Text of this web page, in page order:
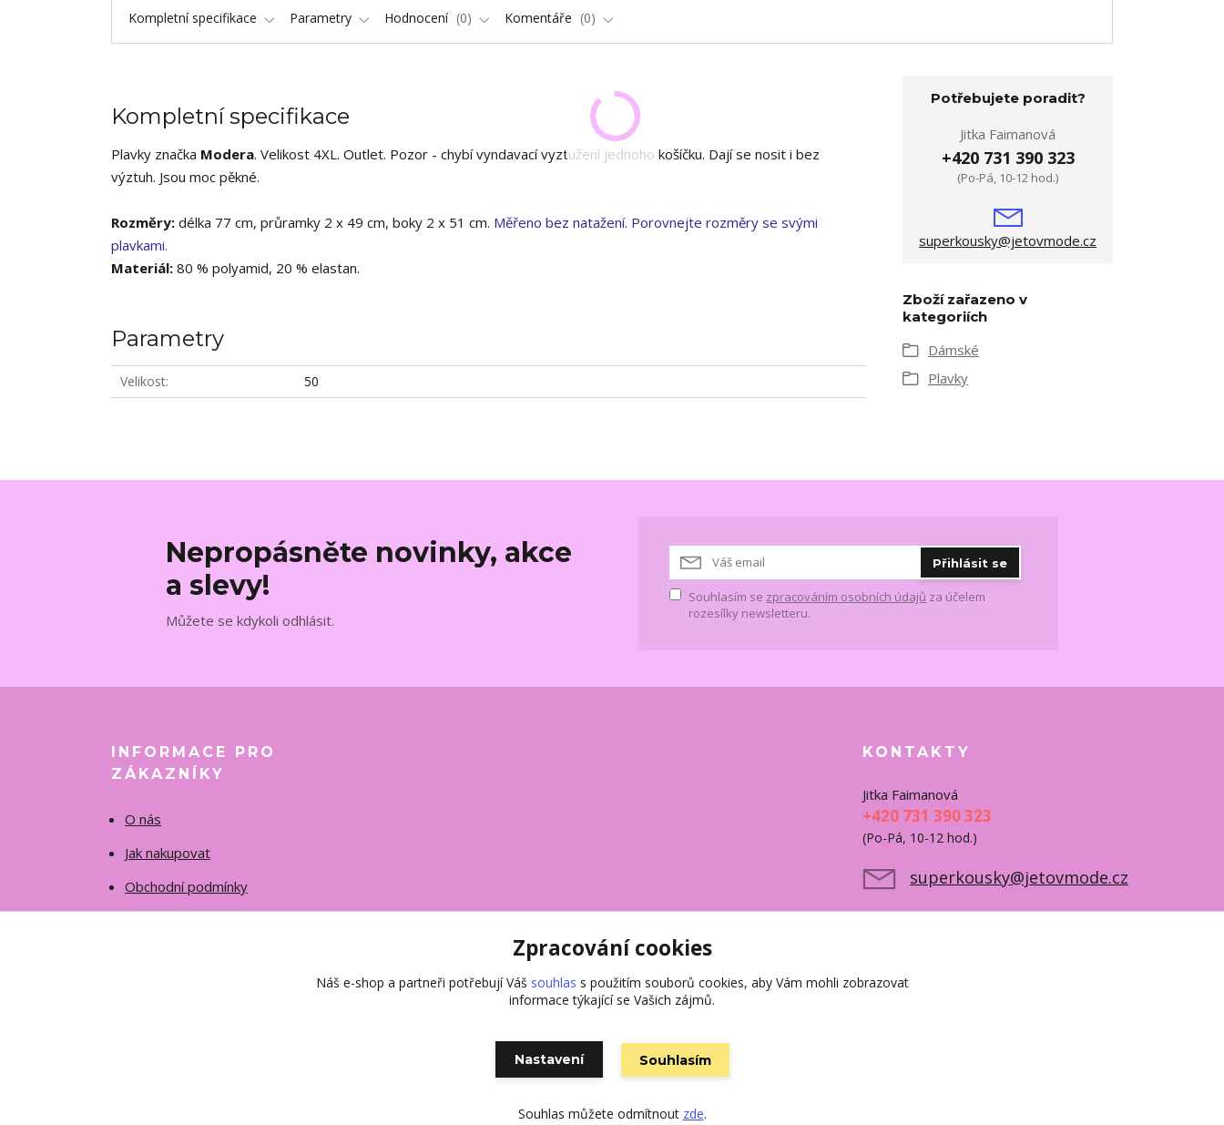
Kompletní specifikace Parametry Hodnocení 0 Komentáře 0
Kompletní specifikace
Plavky značka Modera. Velikost 4XL. Outlet. Pozor - chybí vyndavací vyztužení jednoho košíčku. Dají se nosit i bez
výztuh. Jsou moc pěkné.
Rozměry: délka 77 cm, průramky 2 x 49 cm, boky 2 x 51 cm. Měřeno bez natažení. Porovnejte rozměry se svými
plavkami.
Materiál: 80 % polyamid, 20 % elastan.
Parametry
Velikost 50
Potřebujete poradit?
Jitka Faimanová
+420 731 390 323
(Po-Pá, 10-12 hod.)
superkousky@jetovmode.cz
Zboží zařazeno v
kategoriích
Dámské
Plavky
Nepropásněte novinky, akce
a slevy!
Můžete se kdykoli odhlásit.
Přihlásit se
Souhlasím se zpracováním osobních údajů za účelem
rozesílky newsletteru.
INFORMACE PRO
ZÁKAZNÍKY
O nás
Jak nakupovat
Obchodní podmínky
KONTAKTY
Jitka Faimanová
+420 731 390 323
(Po-Pá, 10-12 hod.)
superkousky@jetovmode.cz
Vytvořeno na
Zpracování cookies
Náš e-shop a partneři potřebují Váš souhlas s použitím souborů cookies, aby Vám mohli zobrazovat
informace týkající se Vašich zájmů.
Nastavení Souhlasím
Souhlas můžete odmítnout zde.